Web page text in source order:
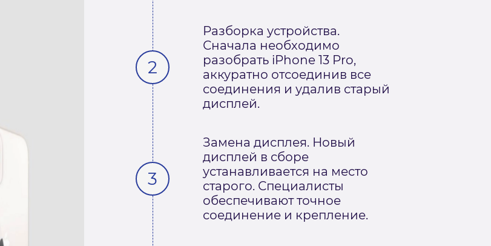
Разборка устройства.
Сначала необходимо
разобрать iPhone 13 Pro,
аккуратно отсоединив все
соединения и удалив старый
дисплей.
Замена дисплея. Новый
дисплей в сборе
устанавливается на место
старого. Специалисты
обеспечивают точное
соединение и крепление.